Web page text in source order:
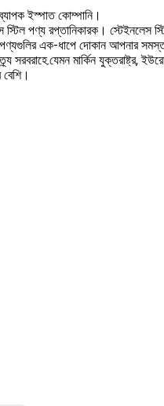
ইস্পাত কোম্পানি।
পণ্য রপ্তানিকারক। স্টেইনলেস
পণ্যগুলির এক-ধাপে দোকান আপনার
সরবরাহে.যেমন মার্কিন যুক্তরাষ্ট্র,